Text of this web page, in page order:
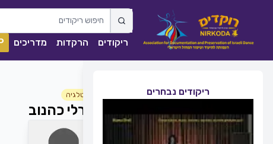
ריקודים הרקדות מדריכים
ריקודים נבחרים נוסטלגיה
אורלי כהנוב